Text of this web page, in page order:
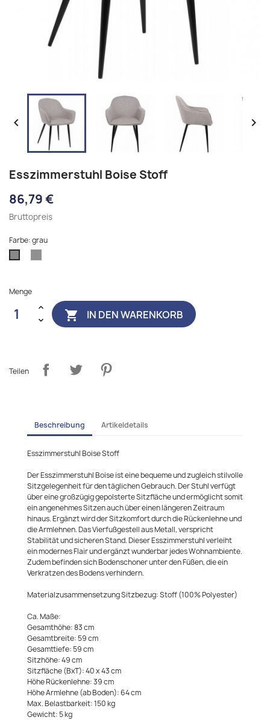
 
Esszimmerstuhl Boise Stoff
86,79 €
Bruttopreis
Farbe: grau
grau
Menge
 IN DEN WARENKORB
Teilen
Beschreibung Artikeldetails
Esszimmerstuhl Boise Stoff
Der Esszimmerstuhl Boise ist eine bequeme und zugleich stilvolle
Sitzgelegenheit für den täglichen Gebrauch. Der Stuhl verfügt
über eine großzügig gepolsterte Sitzfläche und ermöglicht somit
ein angenehmes Sitzen auch über einen längeren Zeitraum
hinaus. Ergänzt wird der Sitzkomfort durch die Rückenlehne und
die Armlehnen. Das Vierfußgestell aus Metall, verspricht
Stabilität und sicheren Stand. Dieser Esszimmerstuhl verleiht
ein modernes Flair und ergänzt wunderbar jedes Wohnambiente.
Zudem befinden sich Bodenschoner unter den Füßen, die ein
Verkratzen des Bodens verhindern.
Materialzusammensetzung Sitzbezug: Stoff (100% Polyester)
Ca. Maße:
Gesamthöhe: 83 cm
Gesamtbreite: 59 cm
Gesamttiefe: 59 cm
Sitzhöhe: 49 cm
Sitzfläche (BxT): 40 x 43 cm
Höhe Rückenlehne: 39 cm
Höhe Armlehne (ab Boden): 64 cm
Max. Belastbarkeit: 150 kg
Gewicht: 5 kg